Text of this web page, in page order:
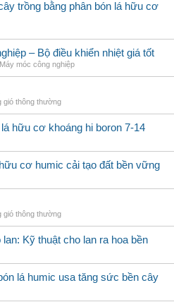
trồng bằng phân bón lá hữu cơ
– Bộ điều khiển nhiệt giá tốt
Máy móc công nghiệp
gió thông thường
hữu cơ khoáng hi boron 7-14
cơ humic cải tạo đất bền vững
gió thông thường
Kỹ thuật cho lan ra hoa bền
lá humic usa tăng sức bền cây